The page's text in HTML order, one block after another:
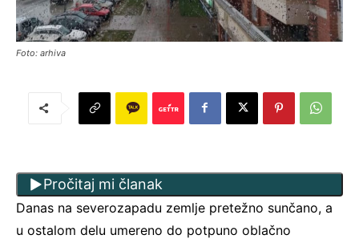
Foto: arhiva
Pročitaj mi članak
Danas na severozapadu zemlje pretežno sunčano, a
u ostalom delu umereno do potpuno oblačno